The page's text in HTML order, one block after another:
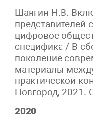
Шангин Н.В.
представителей
цифровое
специфика / В
поколение
материалы
практической
Новгород, 2021.
2020